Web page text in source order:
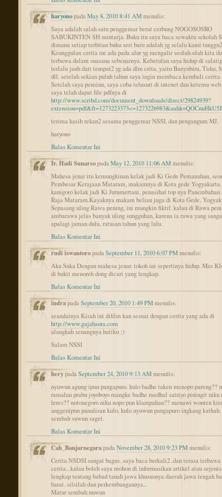
haryonopadaMay 8, 2010 8:41 AMmenulis:
Saya adalah salah satu penggemar berat cerbung NOGOSOSRO
SABUKINTEN SH mintarja. Buku itu saya baca sewaktu sekolah
dimana setiap terbitan buku seri baru adalah yg selalu kami
Keunggulan cerita ini ada pada alur yg mengalir seolah-olah kita
terbawa dalam suasana sebenarnya. Kebetulan saya hidup di
terlalu jauh dari tempat2 yg ada dlm crita, yaitu Banyubiru, Tidar,
dll. setelah sekian puluh tahun saya ingin membaca kembali cerita
Setelah saya pensiun, saya coba telusuri di intenet dan ketemu
saya telah dapat file pdfnya di
http://www.scribd.com/document_downloads/direct/29824939?
terima kasih rekan2 sesama penggemar NSSI, dan pengangum MJ.
haryono
Balas Komentar Ini
Ir. Hadi SunarsopadaMay 12, 2010 11:06 AMmenulis:
Mahesa jenar itu kemungkinan kelak jadi Ki Gede Pemanahan,
Pembesar Kerajaan Mataram, makamnya di Kota gede
kanigoro kelak jadi Ki Jurumertani, penasihat top nya Panembahan
Raja Mataram.Kayaknya makam beliau juga di Kota Gede,
Sepasang uling Rawa pening, ini mungkin fiktif. kalau di Rawa
ambarawa jelas banyak uling sungguhan, karena ia rawa yang
apalagi jaman dulu, ratusan tahun yang lalu.
Balas Komentar Ini
rudi iswantoropadaSeptember 11, 2010 6:07 PMmenulis:
Aku Suka Dengan mahesa jenar. tokoh ini sepertinya hidup. Mas
di bukit menoreh dong dicari yang lengkap.
Balas Komentar Ini
indrapadaSeptember 20, 2010 1:49 PMmenulis:
seandainya Kisah ini difilm kan sesuai dengan cerita yang ada di
http://www.gajahsora.com
alangkah senangnya hatiku ;)
Salam NSSI
Balas Komentar Ini
herypadaSeptember 24, 2010 9:13 AMmenulis:
nyuwun agung ipun pangapuro. kulo badhe taken menopo pareng??
ramalan prabu joyoboyo mangke badhe medhal satriyo piningit niku
leres?? notonegoro niku nopo pun klampahan?? menawi wonten
anggenipun panulisan kulo, kulo nyuwun pangapuro ingkang
sembah suwun saget.
Balas Komentar Ini
Cah_BanjarnegarapadaNovember 28, 2010 9:23 PMmenulis:
Cerita NSDSI sangat bagus..saya baca berkali2..dan terasa
cerita...kalau boleh saya mohon di informasikan artikel atau
lengkap tentang babad tanah jawa khususnya daerah jawa tengah
barat..silsilah dan perkembangannya..
Matur sembah nuwun